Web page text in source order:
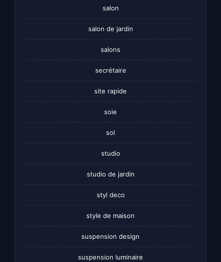
salon
salon de jardin
salons
secrétaire
site rapide
soie
sol
studio
studio de jardin
styl deco
style de maison
suspension design
suspension luminaire